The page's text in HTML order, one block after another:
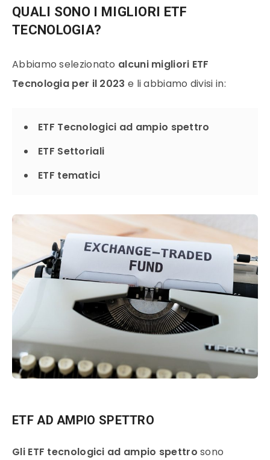
QUALI SONO I MIGLIORI ETF
TECNOLOGIA?
Abbiamo selezionato alcuni migliori ETF
Tecnologia per il 2023 e li abbiamo divisi in:
ETF Tecnologici ad ampio spettro
ETF Settoriali
ETF tematici
ETF AD AMPIO SPETTRO
Gli ETF tecnologici ad ampio spettro sono